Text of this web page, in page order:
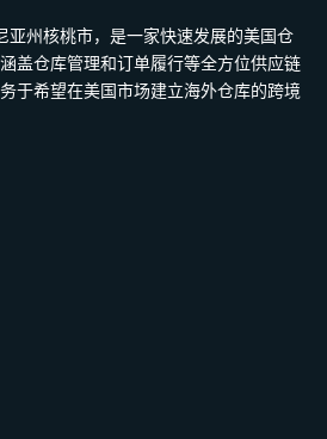
亚州核桃市，是一家快速发展的美国仓
盖仓库管理和订单履行等全方位供应链
于希望在美国市场建立海外仓库的跨境